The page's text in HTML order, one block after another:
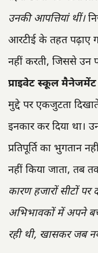
उनकी आपत्तियां थीं।
आरटीई के तहत पढ़ाए
नहीं करती, जिससे उन
प्राइवेट स्कूल
मुद्दे पर एकजुटता
इनकार कर दिया था।
प्रतिपूर्ति का भुगतान
नहीं किया जाता, तब
कारण हजारों सीटों
अभिभावकों में अपने
रही थी, खासकर जब